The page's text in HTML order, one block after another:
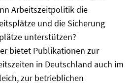
Arbeitszeitpolitik die
und die Sicherung
unterstützen?
bietet Publikationen zur
in Deutschland auch im
zur betrieblichen